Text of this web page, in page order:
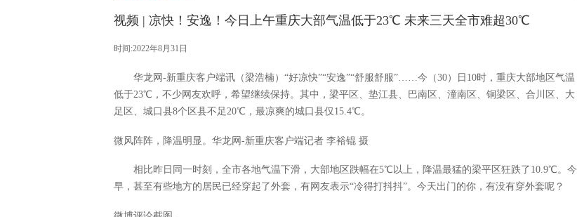
视频 | 凉快！安逸！今日上午重庆大部气温低于23℃ 未来三天全市难超30℃
时间:2022年8月31日
华龙网-新重庆客户端讯（梁浩楠）“好凉快”“安逸”“舒服舒服”……今（30）日10时，重庆大部地区气温
低于23℃，不少网友欢呼，希望继续保持。其中，梁平区、垫江县、巴南区、潼南区、铜梁区、合川区、大
足区、城口县8个区县不足20℃，最凉爽的城口县仅15.4℃。
微风阵阵，降温明显。华龙网-新重庆客户端记者 李裕锟 摄
相比昨日同一时刻，全市各地气温下滑，大部地区跌幅在5℃以上，降温最猛的梁平区狂跌了10.9℃。今
早，甚至有些地方的居民已经穿起了外套，有网友表示“冷得打抖抖”。今天出门的你，有没有穿外套呢？